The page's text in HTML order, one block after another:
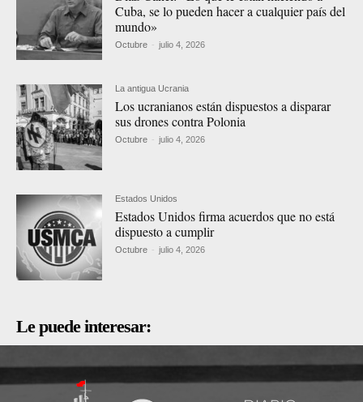
Cuba, se lo pueden hacer a cualquier país del
mundo»
Octubre - julio 4, 2026
La antigua Ucrania
Los ucranianos están dispuestos a disparar
sus drones contra Polonia
Octubre - julio 4, 2026
Estados Unidos
Estados Unidos firma acuerdos que no está
dispuesto a cumplir
Octubre - julio 4, 2026
Le puede interesar: